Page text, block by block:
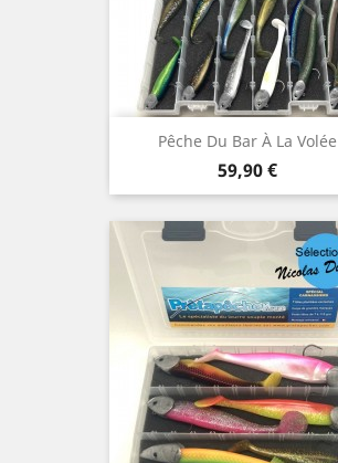
Pêche Du Bar À La Volée
Prix
59,90 €